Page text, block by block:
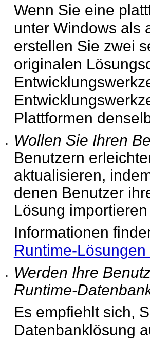
Wenn Sie eine
unter Windows als
erstellen Sie zwei
originalen
Plattformen
•
Wollen Sie Ihren
Benutzern
aktualisieren,
denen Benutzer
Lösung
Informationen
Runtime-
•
Werden Ihre
Runtime-
Es empfiehlt sich,
Datenbanklösung